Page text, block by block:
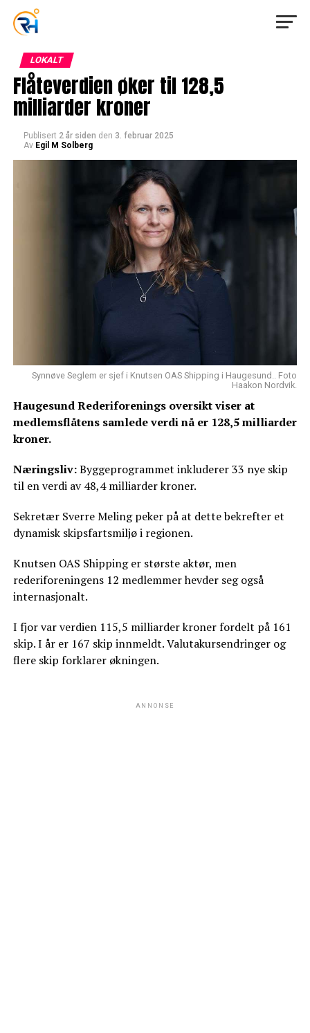
LOKALT
Flåteverdien øker til 128,5
milliarder kroner
Publisert 2 år siden den 3. februar 2025
Av Egil M Solberg
Synnøve Seglem er sjef i Knutsen OAS Shipping i Haugesund.. Foto
Haakon Nordvik.
Haugesund Rederiforenings oversikt viser at
medlemsflåtens samlede verdi nå er 128,5 milliarder
kroner.
Næringsliv:Byggeprogrammet inkluderer 33 nye skip
til en verdi av 48,4 milliarder kroner.
Sekretær Sverre Meling peker på at dette bekrefter et
dynamisk skipsfartsmiljø i regionen.
Knutsen OAS Shipping er største aktør, men
rederiforeningens 12 medlemmer hevder seg også
internasjonalt.
I fjor var verdien 115,5 milliarder kroner fordelt på 161
skip. I år er 167 skip innmeldt. Valutakursendringer og
flere skip forklarer økningen.
ANNONSE